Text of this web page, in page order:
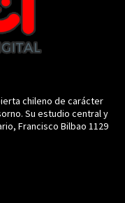
chileno de carácter
Su estudio central y
Francisco Bilbao 1129